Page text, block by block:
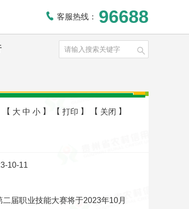
客服热线： 96688
【 大 中 小】 【 打印 】 【 关闭 】
10-11
届职业技能大赛将于2023年10月